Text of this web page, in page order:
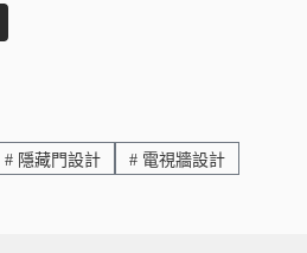
# 隱藏門設計 # 電視牆設計